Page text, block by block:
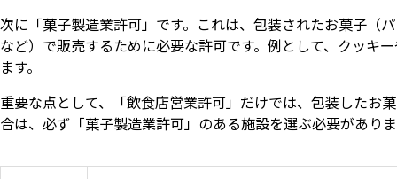
次に「菓子製造業許可」です。これは、包装されたお菓子（
など）で販売するために必要な許可です。例として、クッキ
ます。
重要な点として、「飲食店営業許可」だけでは、包装したお
合は、必ず「菓子製造業許可」のある施設を選ぶ必要があり